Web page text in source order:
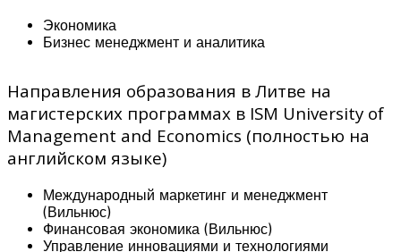
Экономика
Бизнес менеджмент и аналитика
Направления образования в Литве на
магистерских программах в ISM University of
Management and Economics (полностью на
английском языке)
Международный маркетинг и менеджмент
(Вильнюс)
Финансовая экономика (Вильнюс)
Управление инновациями и технологиями